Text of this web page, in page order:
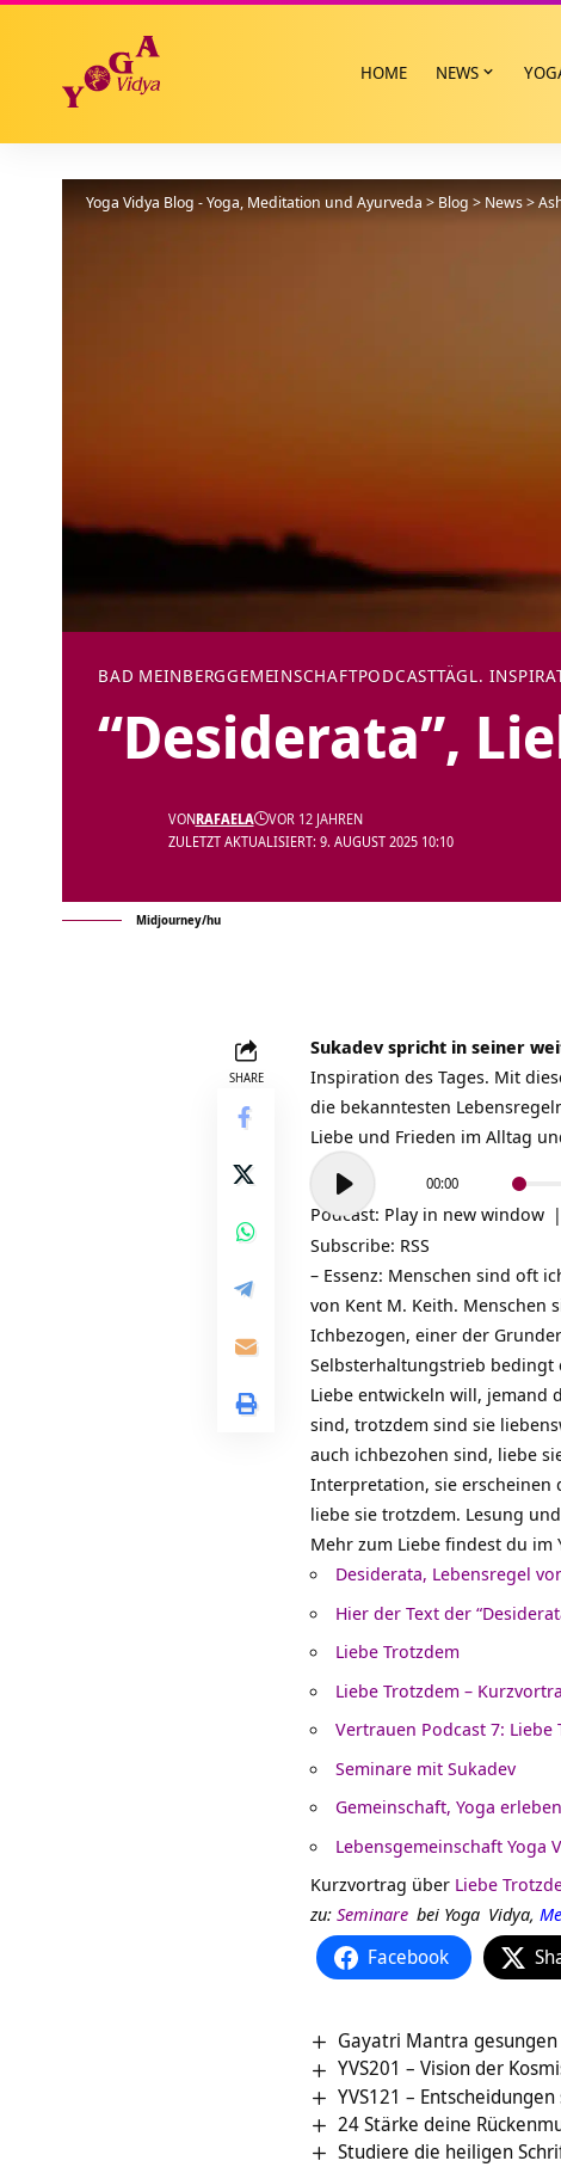
HOME NEWS
Yoga Vidya Blog - Yoga, Meditation und Ayurveda > Blog > News>
BAD MEINBERGGEMEINSCHAFTPODCASTTÄGL.
“Desiderata”,
ZULETZT AKTUALISIERT: 9. AUGUST 2025 10:10
VONRAFAELA VOR 12 JAHREN
Midjourney/hu
SHARE
Sukadev spricht in seiner
Inspiration des Tages. Mit
die bekanntesten
Liebe und Frieden im Alltag
Audio-
Player
00:00
Podcast: Play in new window |
Subscribe: RSS
– Essenz: Menschen sind oft
von Kent M. Keith. Menschen
Ichbezogen, einer der
Selbsterhaltungstrieb bedingt
Liebe entwickeln will, jemand
sind, trotzdem sind sie
auch ichbezohen sind, liebe
Interpretation, sie erscheinen
liebe sie trotzdem. Lesung
Mehr zum Liebe findest du im
Desiderata, Lebensregel
Hier der Text der
Liebe Trotzdem
Liebe Trotzdem –
Vertrauen Podcast 7: Liebe
Seminare mit Sukadev
Gemeinschaft, Yoga
Lebensgemeinschaft Yoga
Kurzvortrag über Liebe
zu: Seminare bei Yoga Vidya,
Facebook
Gayatri Mantra gesungen
YVS201 – Vision der
YVS121 –
24 Stärke deine
Studiere die heiligen